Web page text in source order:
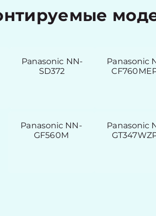
Panasonic NN-
SD372
Panasonic
Panasonic NN-
GF560M
Panasonic